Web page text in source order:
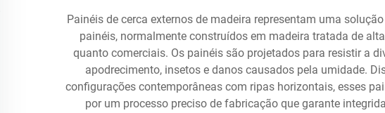
Painéis de cerca externos de madeira representam uma
painéis, normalmente construídos em madeira tratada de
quanto comerciais. Os painéis são projetados para resistir a
apodrecimento, insetos e danos causados pela umidade.
configurações contemporâneas com ripas horizontais, esses
por um processo preciso de fabricação que garante